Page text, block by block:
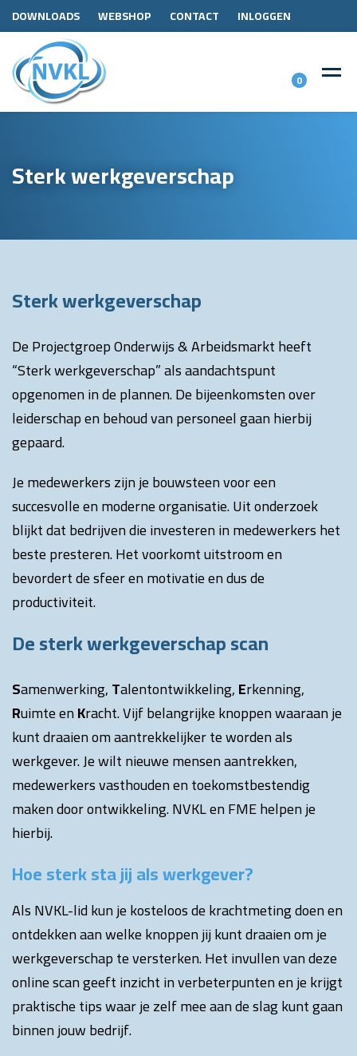
DOWNLOADS WEBSHOP CONTACT INLOGGEN
0
Sterk werkgeverschap
Sterk werkgeverschap
De Projectgroep Onderwijs & Arbeidsmarkt heeft
“Sterk werkgeverschap” als aandachtspunt
opgenomen in de plannen. De bijeenkomsten over
leiderschap en behoud van personeel gaan hierbij
gepaard.
Je medewerkers zijn je bouwsteen voor een
succesvolle en moderne organisatie. Uit onderzoek
blijkt dat bedrijven die investeren in medewerkers het
beste presteren. Het voorkomt uitstroom en
bevordert de sfeer en motivatie en dus de
productiviteit.
De sterk werkgeverschap scan
Samenwerking,Talentontwikkeling,Erkenning,
Ruimte enKracht. Vijf belangrijke knoppen waaraan je
kunt draaien om aantrekkelijker te worden als
werkgever. Je wilt nieuwe mensen aantrekken,
medewerkers vasthouden en toekomstbestendig
maken door ontwikkeling. NVKL en FME helpen je
hierbij.
Hoe sterk sta jij als werkgever?
Als NVKL-lid kun je kosteloos de krachtmeting doen en
ontdekken aan welke knoppen jij kunt draaien om je
werkgeverschap te versterken. Het invullen van deze
online scan geeft inzicht in verbeterpunten en je krijgt
praktische tips waar je zelf mee aan de slag kunt gaan
binnen jouw bedrijf.